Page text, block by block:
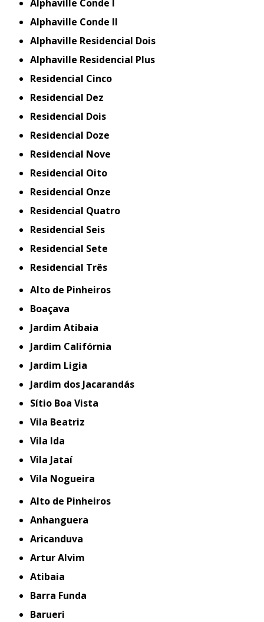
Alphaville Conde I
Alphaville Conde II
Alphaville Residencial Dois
Alphaville Residencial Plus
Residencial Cinco
Residencial Dez
Residencial Dois
Residencial Doze
Residencial Nove
Residencial Oito
Residencial Onze
Residencial Quatro
Residencial Seis
Residencial Sete
Residencial Três
Alto de Pinheiros
Boaçava
Jardim Atibaia
Jardim Califórnia
Jardim Ligia
Jardim dos Jacarandás
Sítio Boa Vista
Vila Beatriz
Vila Ida
Vila Jataí
Vila Nogueira
Alto de Pinheiros
Anhanguera
Aricanduva
Artur Alvim
Atibaia
Barra Funda
Barueri